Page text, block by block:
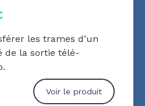
les trames d’un
de la sortie télé-
Voir le produit